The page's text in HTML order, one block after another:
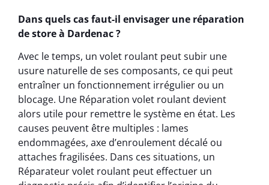
Dans quels cas faut-il envisager une réparation
de store à Dardenac ?
Avec le temps, un volet roulant peut subir une
usure naturelle de ses composants, ce qui peut
entraîner un fonctionnement irrégulier ou un
blocage. Une Réparation volet roulant devient
alors utile pour remettre le système en état. Les
causes peuvent être multiples : lames
endommagées, axe d’enroulement décalé ou
attaches fragilisées. Dans ces situations, un
Réparateur volet roulant peut effectuer un